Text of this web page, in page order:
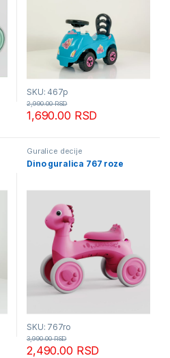
SKU: 467p
1,690.00 RSD
2,990.00RSD
Guralice decije
Dino guralica 767 roze
SKU: 767ro
2,490.00 RSD
3,990.00RSD